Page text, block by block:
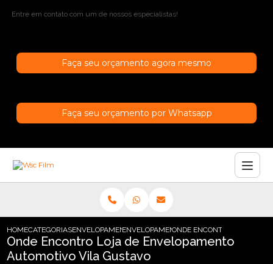
Entre em contato com um de nossos especialistas!
Faça seu orçamento agora mesmo
Faça seu orçamento por Whatsapp
HOMECATEGORIASENVELOPAMENTO AUTOMOTIVO
ENVELOPAMENTO AUTOMOTIVO CROMADO
ONDE ENCONTRO LOJA DE
Onde Encontro Loja de Envelopamento
Automotivo Vila Gustavo